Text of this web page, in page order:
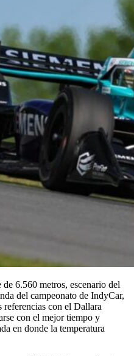
6.560 metros, escenario del
del campeonato de IndyCar,
con el Dallara
con el mejor tiempo y
en donde la temperatura